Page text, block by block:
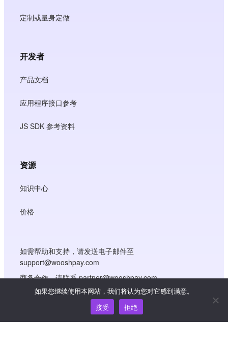
定制或量身定做
开发者
产品文档
应用程序接口参考
JS SDK 参考资料
资源
知识中心
价格
如需帮助和支持，请发送电子邮件至
support@wooshpay.com
商务合作，请联系 partner@wooshpay.com
媒体垂询，请发送电子邮件至 media@wooshpay.com
如果您继续使用本网站，我们将认为您对它感到满意。
接受
拒绝